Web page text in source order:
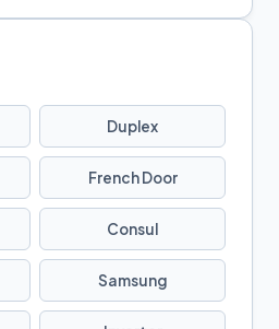
Duplex
French Door
Consul
Samsung